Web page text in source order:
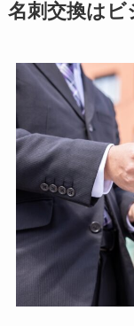
名刺交換はビ